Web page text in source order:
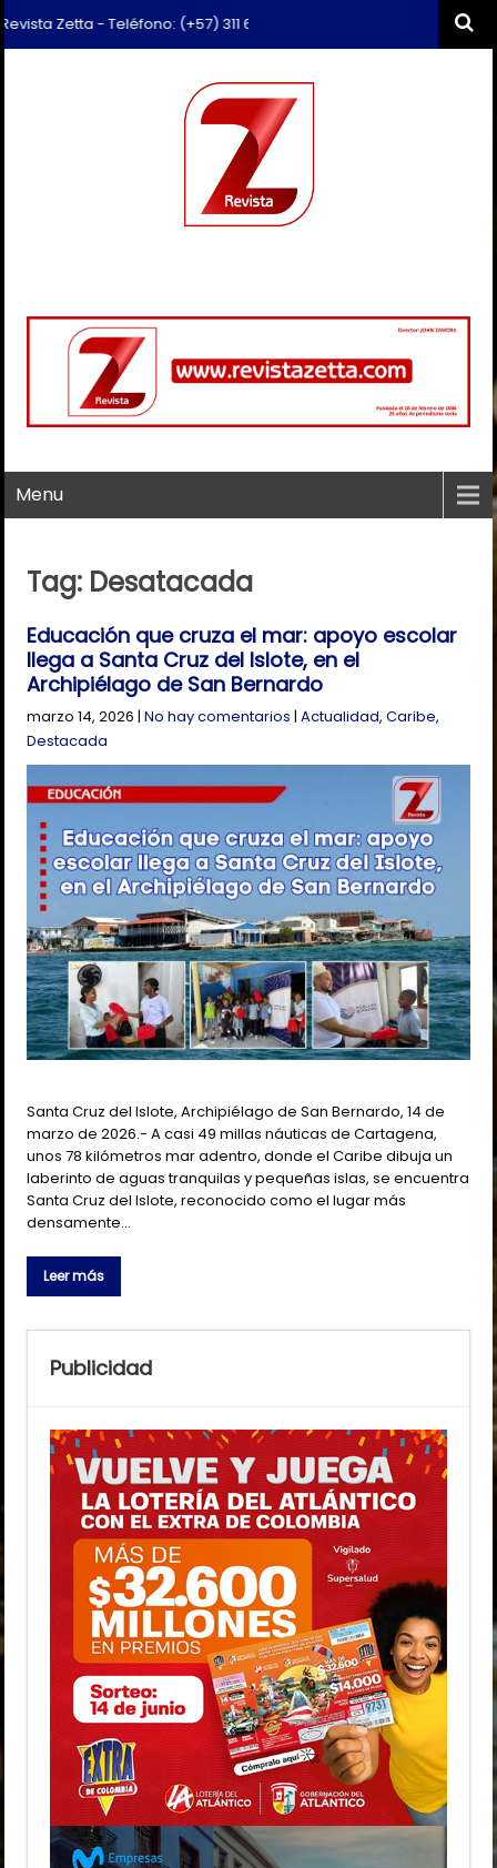
Zetta - Teléfono: (+57) 311 659 6374 - Correo:
Menu
Tag: Desatacada
Educación que cruza el mar: apoyo escolar
llega a Santa Cruz del Islote, en el
Archipiélago de San Bernardo
marzo 14, 2026 |No hay comentarios |Actualidad,Caribe,
Destacada
Santa Cruz del Islote, Archipiélago de San Bernardo, 14 de
marzo de 2026.- A casi 49 millas náuticas de Cartagena,
unos 78 kilómetros mar adentro, donde el Caribe dibuja un
laberinto de aguas tranquilas y pequeñas islas, se encuentra
Santa Cruz del Islote, reconocido como el lugar más
densamente…
Leer más
Publicidad